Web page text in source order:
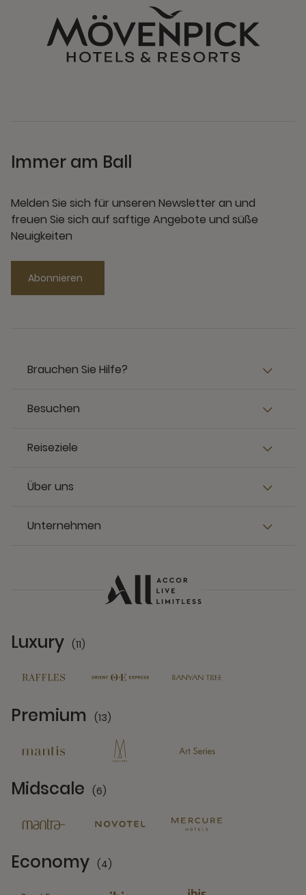
Immer am Ball
Melden Sie sich für unseren Newsletter an und
freuen Sie sich auf saftige Angebote und süße
Neuigkeiten
Abonnieren
Brauchen Sie Hilfe?
Besuchen
Reiseziele
Über uns
Unternehmen
Luxury (11)
Premium (13)
Midscale (6)
Economy (4)